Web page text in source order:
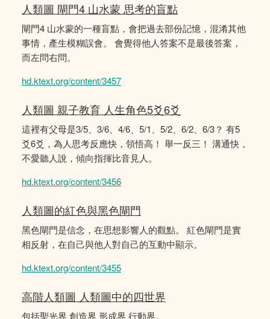
人類圖 閘門4 山水蒙 思考的盲點
閘門4 山水蒙的一種盲點，會把過去部份記憶，混淆其他
事情，產生模糊誤會。 會覺得他人答案不是最後答案，
而左問右問。
hd.ktext.org/content/3457
人類圖 親子教育 人生角色5爻6爻
這裡有父母是3/5、3/6、4/6、5/1、5/2、6/2、6/3？ 有5
爻6爻，為人思考反應快，領悟高！ 舉一反三！ 溝通快，
不愛聽人說，傾向指揮比音見人。
hd.ktext.org/content/3456
人類圖的紅色與黑色閘門
黑色閘門是信念，在思想影響人的觀點。 紅色閘門是實
相反射，在自己與他人對自己的互動中顯示。
hd.ktext.org/content/3455
高階人類圖 人類圖中的四世界
包括聖光界 創造界 形成界 行動界。